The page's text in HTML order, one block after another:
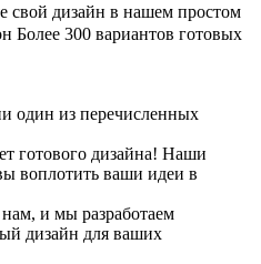
свой дизайн в нашем простом
Более 300 вариантов готовых
один из перечисленных
готового дизайна! Наши
воплотить ваши идеи в
и мы разработаем
дизайн для ваших